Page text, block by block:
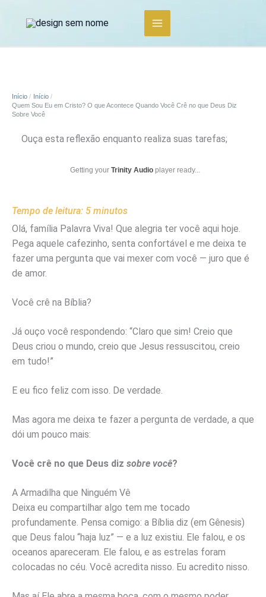
Início
Início
Quem Sou Eu em Cristo? O que Acontece Quando Você Crê no que Deus Diz
Sobre Você
Ouça esta reflexão enquanto realiza suas tarefas;
Getting your Trinity Audio player ready...
Tempo de leitura: 5 minutos
Olá, família Palavra Viva! Que alegria ter você aqui hoje.
Pega aquele cafezinho, senta confortável e me deixa te
fazer uma pergunta que vai mexer com você — juro que é
de amor.
Você crê na Bíblia?
Já ouço você respondendo: “Claro que sim! Creio que
Deus criou o mundo, creio que Jesus ressuscitou, creio
em tudo!”
E eu fico feliz com isso. De verdade.
Mas agora me deixa te fazer a pergunta de verdade, a que
dói um pouco mais:
Você crê no que Deus diz sobre você?
A Armadilha que Ninguém Vê
Deixa eu compartilhar algo tem me tocado
profundamente. Pensa comigo: a Bíblia diz (em Gênesis)
que Deus falou “haja luz” — e a luz existiu. Ele falou, e os
oceanos apareceram. Ele falou, e as estrelas foram
colocadas no céu. Você acredita nisso. Eu acredito nisso.